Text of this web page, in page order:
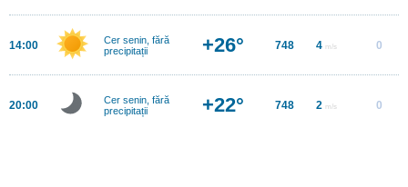
14:00
Cer senin, fără
precipitații
+26° 748 4 m/s 0
20:00
Cer senin, fără
precipitații
+22° 748 2 m/s 0